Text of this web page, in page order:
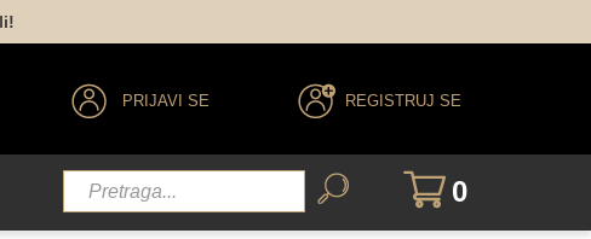
PRIJAVI SE REGISTRUJ SE
0